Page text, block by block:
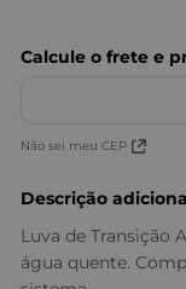
Não sei meu CEP
Descrição
Luva de Transição
água quente.